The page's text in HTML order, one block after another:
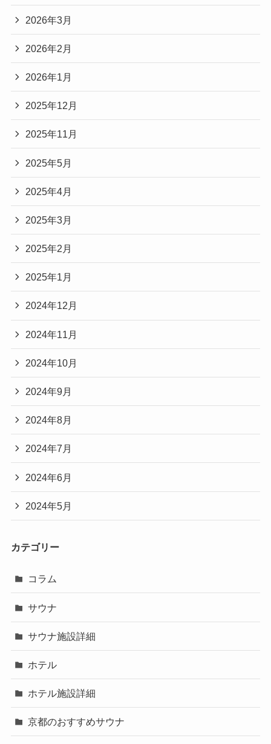
2026年3月
2026年2月
2026年1月
2025年12月
2025年11月
2025年5月
2025年4月
2025年3月
2025年2月
2025年1月
2024年12月
2024年11月
2024年10月
2024年9月
2024年8月
2024年7月
2024年6月
2024年5月
カテゴリー
コラム
サウナ
サウナ施設詳細
ホテル
ホテル施設詳細
京都のおすすめサウナ